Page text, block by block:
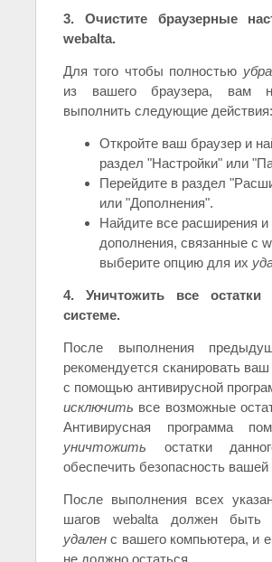
3. Очистите браузерные
webalta.
Для того чтобы полностью
из вашего браузера, вам
выполнить следующие действия:
Откройте ваш браузер и
раздел "Настройки" или
Перейдите в раздел
или "Дополнения".
Найдите все расширения и
дополнения, связанные с
выберите опцию для их
4. Уничтожить все
системе.
После выполнения
рекомендуется сканировать
с помощью антивирусной
исключить все возможные
Антивирусная программа
уничтожить остатки
обеспечить безопасность
После выполнения всех
шагов webalta должен быть
удален с вашего компьютера, и
не должно остаться.